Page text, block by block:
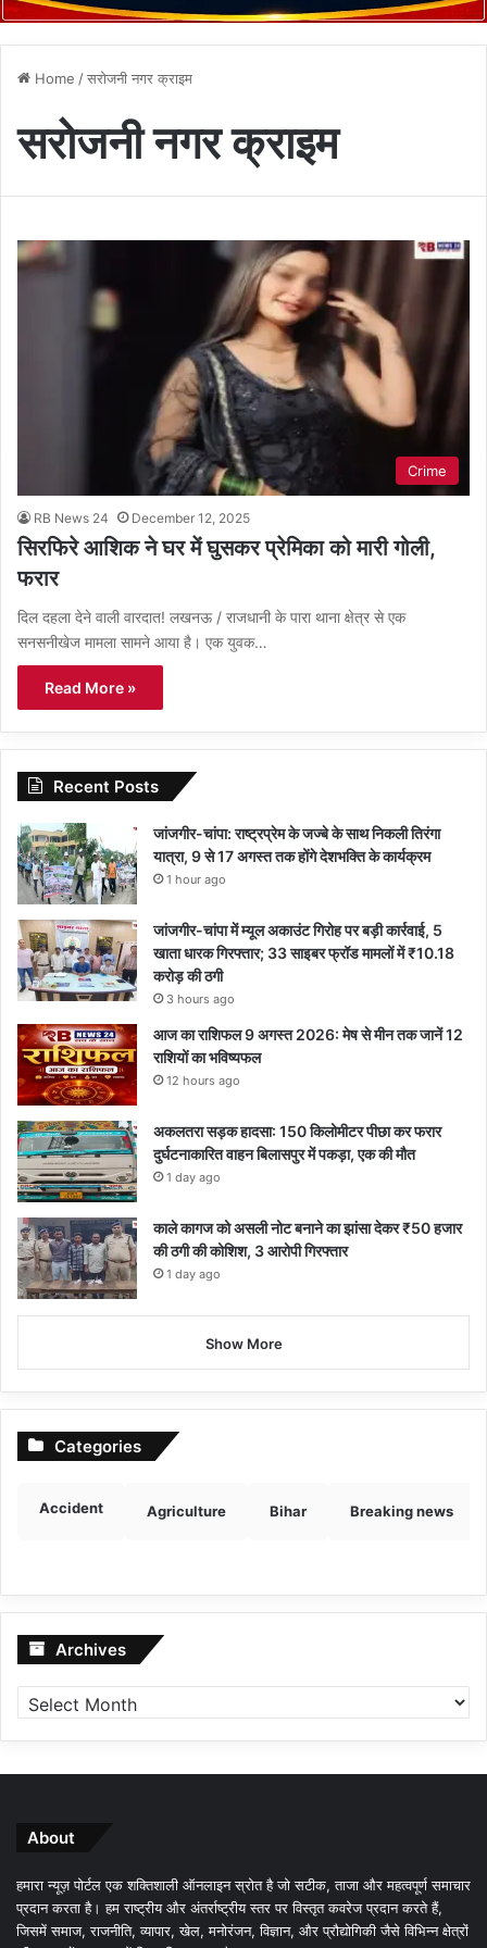
Home /सरोजनी नगर क्राइम
सरोजनी नगर क्राइम
Crime
RB News 24 December 12, 2025
सिरफिरे आशिक ने घर में घुसकर प्रेमिका को मारी गोली,
फरार
दिल दहला देने वाली वारदात! लखनऊ / राजधानी के पारा थाना क्षेत्र से एक
सनसनीखेज मामला सामने आया है। एक युवक…
Read More »
Recent Posts
जांजगीर-चांपा: राष्ट्रप्रेम के जज्बे के साथ निकली तिरंगा
यात्रा, 9 से 17 अगस्त तक होंगे देशभक्ति के कार्यक्रम
1 hour ago
जांजगीर-चांपा में म्यूल अकाउंट गिरोह पर बड़ी कार्रवाई, 5
खाता धारक गिरफ्तार; 33 साइबर फ्रॉड मामलों में ₹10.18
करोड़ की ठगी
3 hours ago
आज का राशिफल 9 अगस्त 2026: मेष से मीन तक जानें 12
राशियों का भविष्यफल
12 hours ago
अकलतरा सड़क हादसा: 150 किलोमीटर पीछा कर फरार
दुर्घटनाकारित वाहन बिलासपुर में पकड़ा, एक की मौत
1 day ago
काले कागज को असली नोट बनाने का झांसा देकर ₹50 हजार
की ठगी की कोशिश, 3 आरोपी गिरफ्तार
1 day ago
Show More
Categories
Accident Agriculture Bihar Breaking news
Archives Archives
About
हमारा न्यूज़ पोर्टल एक शक्तिशाली ऑनलाइन स्रोत है जो सटीक, ताजा और महत्वपूर्ण समाचार
प्रदान करता है। हम राष्ट्रीय और अंतर्राष्ट्रीय स्तर पर विस्तृत कवरेज प्रदान करते हैं,
जिसमें समाज, राजनीति, व्यापार, खेल, मनोरंजन, विज्ञान, और प्रौद्योगिकी जैसे विभिन्न क्षेत्रों